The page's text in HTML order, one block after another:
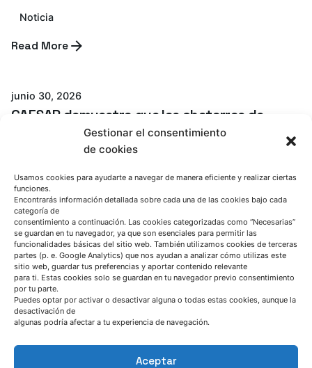
Gestionar el consentimiento
de cookies
Usamos cookies para ayudarte a navegar de manera eficiente y realizar ciertas
funciones.
Encontrarás información detallada sobre cada una de las cookies bajo cada
categoría de
consentimiento a continuación. Las cookies categorizadas como “Necesarias”
se guardan en tu navegador, ya que son esenciales para permitir las
funcionalidades básicas del sitio web. También utilizamos cookies de terceras
partes (p. e. Google Analytics) que nos ayudan a analizar cómo utilizas este
sitio web, guardar tus preferencias y aportar contenido relevante
para ti. Estas cookies solo se guardan en tu navegador previo consentimiento
por tu parte.
Puedes optar por activar o desactivar alguna o todas estas cookies, aunque la
desactivación de
algunas podría afectar a tu experiencia de navegación.
Aceptar
Noticia
Read MoreAzterlan Team
junio 30, 2026
CAESAR demuestra que las chatarras de
acero de baja calidad pueden convertirse
en una materia prima estratégica para la
CAESAR project Noticia
Read More